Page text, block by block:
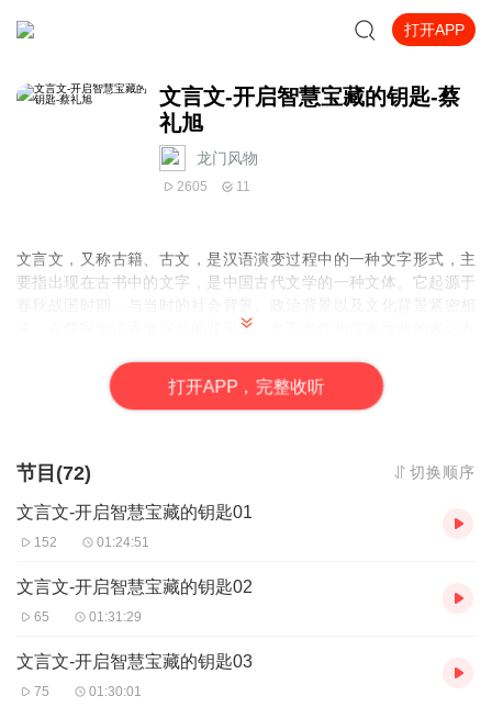
打开APP
文言文-开启智慧宝藏的钥匙-蔡
礼旭
龙门风物
2605 11
文言文，又称古籍、古文，是汉语演变过程中的一种文字形式，主
要指出现在古书中的文字，是中国古代文学的一种文体。它起源于
关。在儒家学说逐渐兴起的背景下，文言文作为儒家经典的表达方
文言文具有独特的文字风格，以古代汉语为主，也有汉英文言文
等，与现代汉语在语法和词汇上有很大的不同。其语法特点主要表
音律工整，且不使用标点，行文简练，包含了策、诗、词、曲、八
股、骈文古文等多种文体。
文言文的背后蕴含着丰富的哲学思想、政治体制、道德伦理等方面
的内容，是中国古代知识分子进行思想交流和文化抒发的主要方
念、社会制度和品德修养，欣赏到中华民族的语言之美，领略到古
经典的文言文作品有很多，例如《逍遥游》、《出师表》、《归去
来兮辞》、《滕王阁序》等，每一篇都充满了深沉的思考和独特的
艺术魅力。这些作品不仅是中国古代文化的重要组成部分，也是我
们今天学习和欣赏的宝贵财富。
打开APP，完整收听
节目(72) 切换顺序
文言文-开启智慧宝藏的钥匙01
152 01:24:51
文言文-开启智慧宝藏的钥匙02
65 01:31:29
文言文-开启智慧宝藏的钥匙03
75 01:30:01